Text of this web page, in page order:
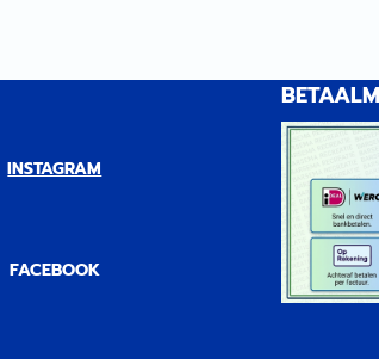
en de
wind en
de luifel
F65
White-
automatisch activeert en de
luifel in draait bij harde wind
zo schade voorkomt.
blijft ook mogelijk. | Fiamma
Eagle Ducato 399 Polar White-
Royal Grey 2022 |
INSTAGRAM
FACEBOOK